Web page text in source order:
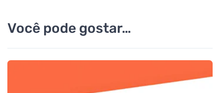
Você pode gostar…